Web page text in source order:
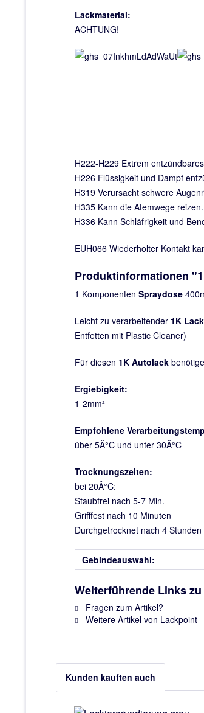
Lackmaterial:
ACHTUNG!
H222-H229 Extrem
H226 Flüssigkeit und Dampf
H319 Verursacht schwere
H335 Kann die Atemwege reizen.
H336 Kann Schläfrigkeit und
EUH066 Wiederholter Kontakt
Produktinformationen
1 Komponenten Spraydose
Leicht zu verarbeitender 1K Lack
Entfetten mit Plastic Cleaner)
Für diesen 1K Autolack
Ergiebigkeit:
1-2mm²
Empfohlene
über 5Â°C und unter 30Â°C
Trocknungszeiten:
bei 20Â°C:
Staubfrei nach 5-7 Min.
Grifffest nach 10 Minuten
Durchgetrocknet nach 4 Stunden
Gebindeauswahl:
Weiterführende Links
Fragen zum Artikel?
Weitere Artikel von Lackpoint
Kunden kauften auch